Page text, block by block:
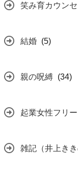
笑み育カウン
結婚 (5)
親の呪縛 (34)
起業女性フリ
雑記（井上きき